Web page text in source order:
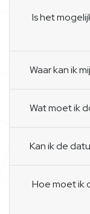
Is het
Waar kan ik
Wat moet ik
Kan ik de
Hoe moet ik